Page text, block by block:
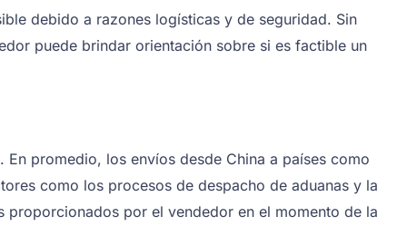
debido a razones logísticas y de seguridad. Sin
puede brindar orientación sobre si es factible un
promedio, los envíos desde China a países como
como los procesos de despacho de aduanas y la
por el vendedor en el momento de la